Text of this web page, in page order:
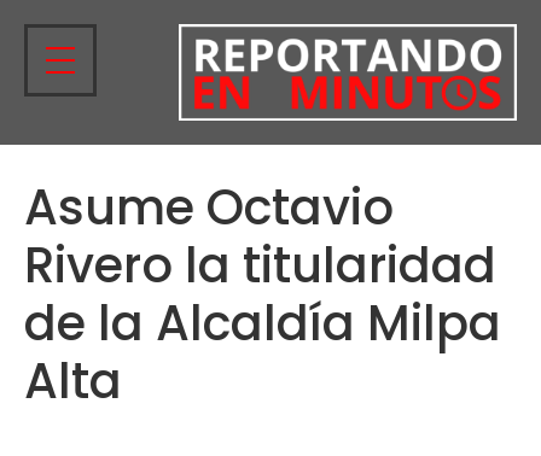
Asume Octavio
Rivero la titularidad
de la Alcaldía Milpa
Alta